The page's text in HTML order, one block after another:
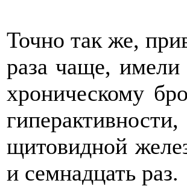
Точно так же,
раза чаще,
хроническому
щитовидной
и семнадцать раз.